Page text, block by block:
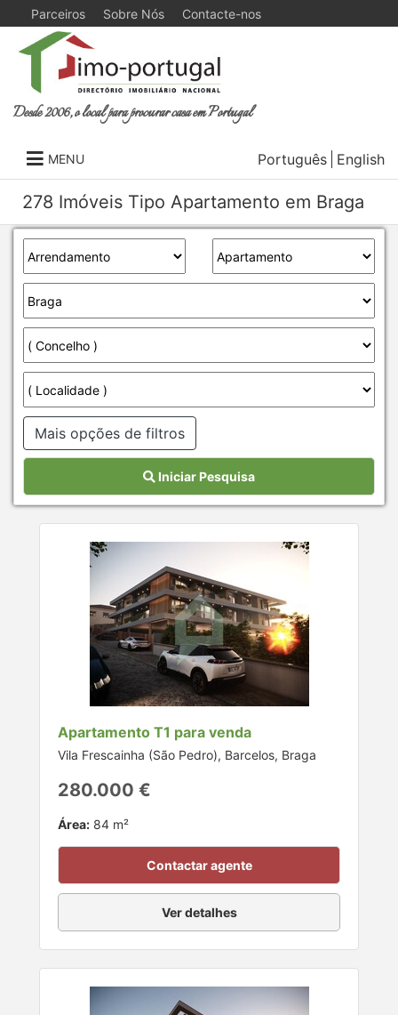
Parceiros Sobre Nós Contacte-nos
Desde 2006, o local para procurar casa em Portugal
MENU Português English
278 Imóveis Tipo Apartamento em Braga
Mais opções de filtros
Iniciar Pesquisa
Apartamento T1 para venda
Vila Frescainha (São Pedro), Barcelos, Braga
280.000 €
Área: 84 m²
Contactar agente
Ver detalhes